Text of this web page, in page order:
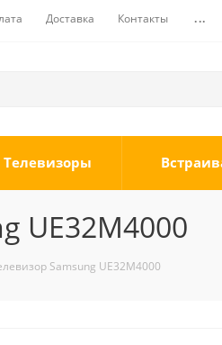
Доставка Контакты ...
Телевизоры
UE32M4000
Samsung UE32M4000